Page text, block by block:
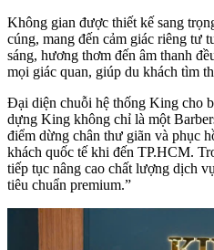
Không gian được thiết kế sang
cúng, mang đến cảm giác riêng tư
sáng, hương thơm đến âm thanh
mọi giác quan, giúp du khách tìm
Đại diện chuỗi hệ thống King cho
dựng King không chỉ là một
điểm dừng chân thư giãn và phục
khách quốc tế khi đến TP.HCM.
tiếp tục nâng cao chất lượng dịch
tiêu chuẩn premium.”